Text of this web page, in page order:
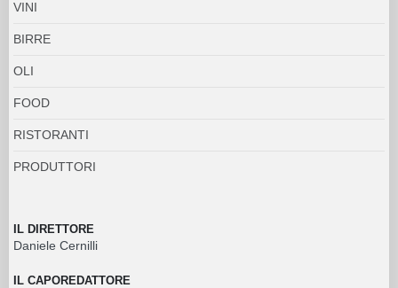
VINI
BIRRE
OLI
FOOD
RISTORANTI
PRODUTTORI
IL DIRETTORE
Daniele Cernilli
IL CAPOREDATTORE